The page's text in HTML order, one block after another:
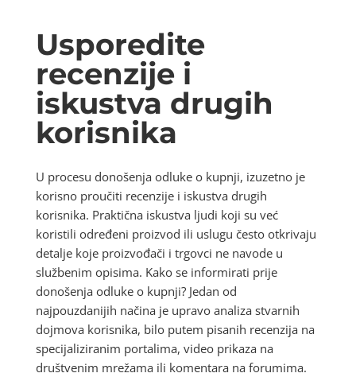
Usporedite
recenzije i
iskustva drugih
korisnika
U procesu donošenja odluke o kupnji, izuzetno je
korisno proučiti recenzije i iskustva drugih
korisnika. Praktična iskustva ljudi koji su već
koristili određeni proizvod ili uslugu često otkrivaju
detalje koje proizvođači i trgovci ne navode u
službenim opisima. Kako se informirati prije
donošenja odluke o kupnji? Jedan od
najpouzdanijih načina je upravo analiza stvarnih
dojmova korisnika, bilo putem pisanih recenzija na
specijaliziranim portalima, video prikaza na
društvenim mrežama ili komentara na forumima.